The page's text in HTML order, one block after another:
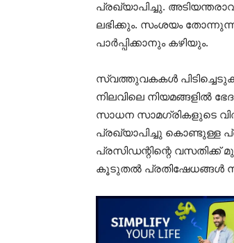
പ്രഖ്യാപിച്ചു.
ലഭിക്കും. സംശയം
പാര്‍പ്പിക്കാനും കഴിയും.
സ്വത്തുവകകള്‍
നിലവിലെ നിയമങ്ങളില്‍
സാധന സാമഗ്രികളുടെ
പ്രഖ്യാപിച്ചു കൊണ്ടുള്ള
പ്രസിഡന്റിന്റെ വസതിക്ക്
കൂടുതല്‍ പ്രതിഷേധങ്ങള്‍